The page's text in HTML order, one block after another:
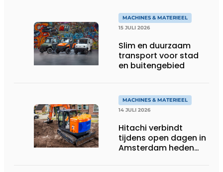
MACHINES & MATERIEEL
15 JULI 2026
Slim en duurzaam
transport voor stad
en buitengebied
MACHINES & MATERIEEL
14 JULI 2026
Hitachi verbindt
tijdens open dagen in
Amsterdam heden